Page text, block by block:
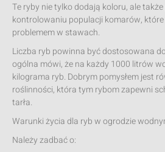
Te ryby nie tylko dodają koloru, ale
kontrolowaniu populacji komarów,
problemem w stawach.
Liczba ryb powinna być dostosowana
ogólna mówi, że na każdy 1000 litrów
kilograma ryb. Dobrym pomysłem jest
roślinności, która tym rybom zapewni
tarła.
Warunki życia dla ryb w ogrodzie
Należy zadbać o: